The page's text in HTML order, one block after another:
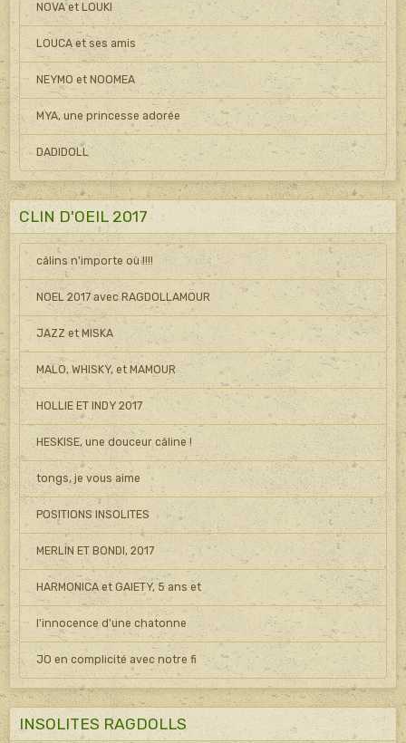
NOVA et LOUKI
LOUCA et ses amis
NEYMO et NOOMEA
MYA, une princesse adorée
DADIDOLL
CLIN D'OEIL 2017
câlins n'importe où !!!!
NOEL 2017 avec RAGDOLLAMOUR
JAZZ et MISKA
MALO, WHISKY, et MAMOUR
HOLLIE ET INDY 2017
HESKISE, une douceur câline !
tongs, je vous aime
POSITIONS INSOLITES
MERLIN ET BONDI, 2017
HARMONICA et GAIETY, 5 ans et
l'innocence d'une chatonne
JO en complicité avec notre fi
INSOLITES RAGDOLLS